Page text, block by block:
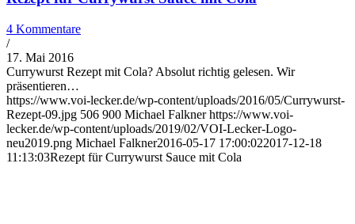
4 Kommentare
/
17. Mai 2016
Currywurst Rezept mit Cola? Absolut richtig gelesen. Wir
präsentieren…
https://www.voi-lecker.de/wp-content/uploads/2016/05/Currywurst-
Rezept-09.jpg 506 900 Michael Falkner https://www.voi-
lecker.de/wp-content/uploads/2019/02/VOI-Lecker-Logo-
neu2019.png Michael Falkner2016-05-17 17:00:022017-12-18
11:13:03Rezept für Currywurst Sauce mit Cola